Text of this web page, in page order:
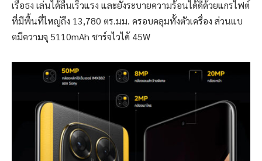
เรือธง เล่นได้ลื่นเร็วแรง และยังระบายความร้อนได้ดีด้วยแกรไฟต์
ที่มีพื้นที่ใหญ่ถึง 13,780 ตร.มม. ครอบคลุมทั้งตัวเครื่อง ส่วนแบ
ตมีความจุ 5110mAh ชาร์จไวได้ 45W